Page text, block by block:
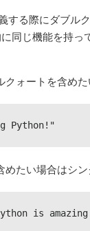
する際にダブル
同じ機能を持
ォートを含め
Python!"
たい場合はシ
is